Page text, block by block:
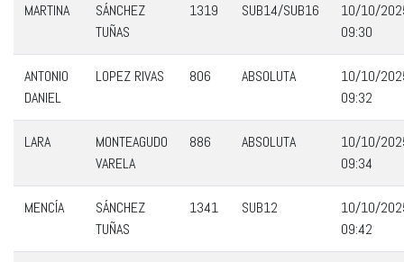
MARTINA
SÁNCHEZ
TUÑAS
1319 SUB14/SUB16
10/10/
09:30
ANTONIO
DANIEL
LOPEZ RIVAS 806 ABSOLUTA
10/10/
09:32
LARA
MONTEAGUDO
VARELA
886 ABSOLUTA
10/10/
09:34
MENCÍA
SÁNCHEZ
TUÑAS
1341 SUB12
10/10/
09:42